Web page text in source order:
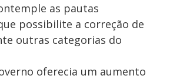
as pautas
possibilite a correção de
outras categorias do
oferecia um aumento